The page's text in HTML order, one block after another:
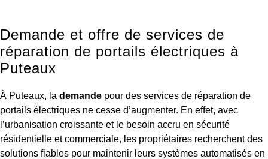
Demande et offre de services de
réparation de portails électriques à
Puteaux
À Puteaux, la demande pour des services de réparation de
portails électriques ne cesse d’augmenter. En effet, avec
l’urbanisation croissante et le besoin accru en sécurité
résidentielle et commerciale, les propriétaires recherchent des
solutions fiables pour maintenir leurs systèmes automatisés en